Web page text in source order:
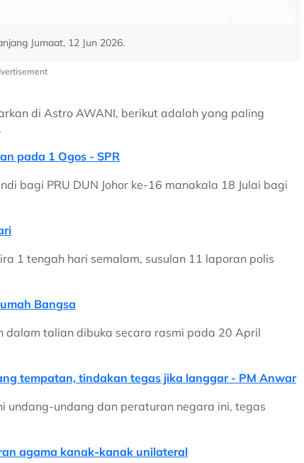
Jumaat, 12 Jun 2026.
di Astro AWANI, berikut adalah yang paling
pada 1 Ogos - SPR
bagi PRU DUN Johor ke-16 manakala 18 Julai bagi
1 tengah hari semalam, susulan 11 laporan polis
Bangsa
dalam talian dibuka secara rasmi pada 20 April
tempatan, tindakan tegas jika langgar - PM Anwar
undang-undang dan peraturan negara ini, tegas
agama kanak-kanak unilateral